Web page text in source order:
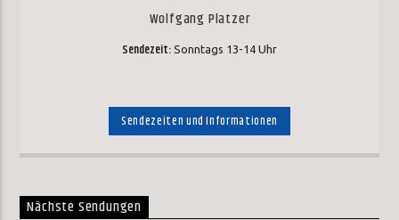
Wolfgang Platzer
Sendezeit: Sonntags 13-14 Uhr
Sendezeiten und Informationen
Nächste Sendungen